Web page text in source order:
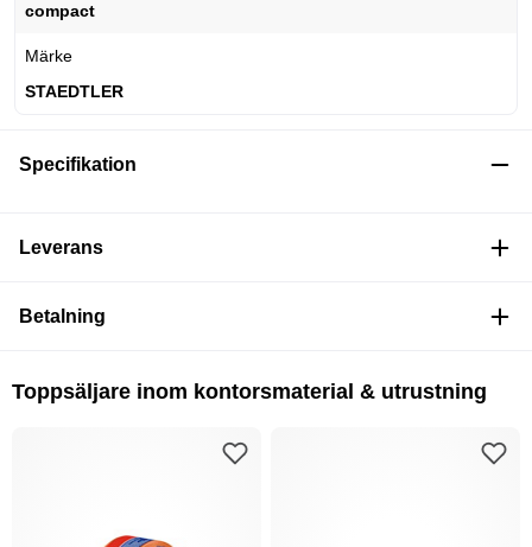
compact
Märke
STAEDTLER
Specifikation
Leverans
Betalning
Toppsäljare inom kontorsmaterial & utrustning